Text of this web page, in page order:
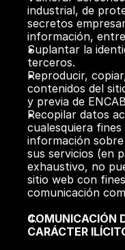
industrial, de
secretos
información,
Suplantar la
terceros.
Reproducir,
contenidos del
y previa de
Recopilar datos
cualesquiera
información sobre
sus servicios (en
exhaustivo, no
sitio web con
comunicación
COMUNICACIÓN
CARÁCTER